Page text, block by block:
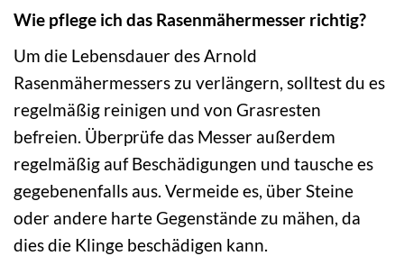
Wie pflege ich das Rasenmähermesser richtig?
Um die Lebensdauer des Arnold
Rasenmähermessers zu verlängern, solltest du es
regelmäßig reinigen und von Grasresten
befreien. Überprüfe das Messer außerdem
regelmäßig auf Beschädigungen und tausche es
gegebenenfalls aus. Vermeide es, über Steine
oder andere harte Gegenstände zu mähen, da
dies die Klinge beschädigen kann.